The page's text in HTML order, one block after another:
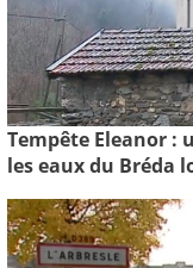
Tempête Eleanor :
les eaux du Bréda